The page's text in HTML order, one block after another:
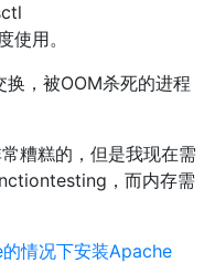
用。
，被OOM杀死的进程
糟糕的，但是我现在需
，而内存​​需
情况下安装Apache